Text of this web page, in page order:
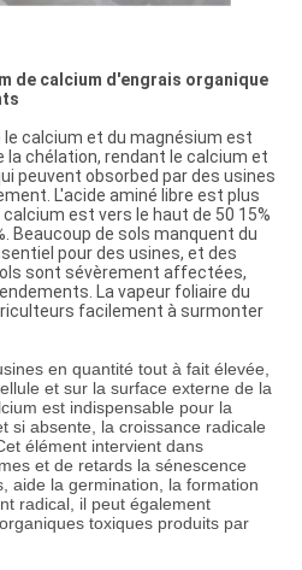
de calcium d'engrais organique
calcium et du magnésium est
la chélation, rendant le calcium et
peuvent obsorbed par des usines
L'acide aminé libre est plus
est vers le haut de 50 15%
Beaucoup de sols manquent du
pour des usines, et des
sont sévèrement affectées,
La vapeur foliaire du
facilement à surmonter
en quantité tout à fait élevée,
et sur la surface externe de la
est indispensable pour la
si absente, la croissance radicale
élément intervient dans
et de retards la sénescence
aide la germination, la formation
radical, il peut également
toxiques produits par